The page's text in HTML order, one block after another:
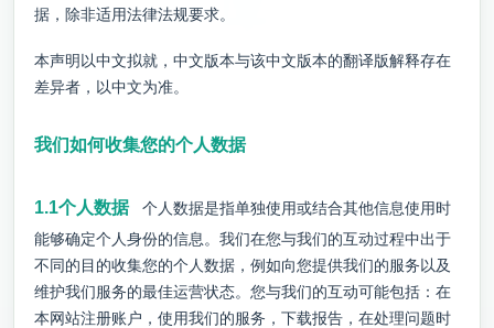
据，除非适用法律法规要求。
本声明以中文拟就，中文版本与该中文版本的翻译版解释存在
差异者，以中文为准。
我们如何收集您的个人数据
1.1个人数据
个人数据是指单独使用或结合其他信息使用时
能够确定个人身份的信息。我们在您与我们的互动过程中出于
不同的目的收集您的个人数据，例如向您提供我们的服务以及
维护我们服务的最佳运营状态。您与我们的互动可能包括：在
本网站注册账户，使用我们的服务，下载报告，在处理问题时